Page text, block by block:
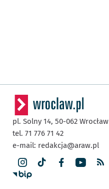
pl. Solny 14, 50-062 Wrocław
tel. 71 776 71 42
e-mail: redakcja@araw.pl